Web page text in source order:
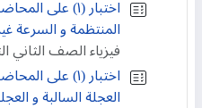
المنتظمة و السرعة
فيزياء الصف الثاني
العجلة السالبة و